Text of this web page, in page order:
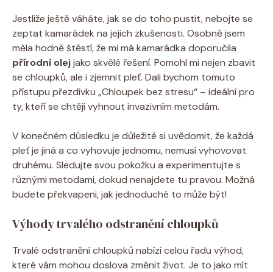
Jestliže ještě váháte, jak se do toho pustit, nebojte se
zeptat kamarádek na jejich zkušenosti. Osobně jsem
měla hodně štěstí, že mi má kamarádka doporučila
přírodní olejjako skvělé řešení. Pomohl mi nejen zbavit
se chloupků, ale i zjemnit pleť. Dali bychom tomuto
přístupu přezdívku „Chloupek bez stresu“ – ideální pro
ty, kteří se chtějí vyhnout invazivním metodám.
V konečném důsledku je důležité si uvědomit, že každá
pleť je jiná a co vyhovuje jednomu, nemusí vyhovovat
druhému. Sledujte svou pokožku a experimentujte s
různými metodami, dokud nenajdete tu pravou. Možná
budete překvapeni, jak jednoduché to může být!
Výhody trvalého odstranění chloupků
Trvalé odstranění chloupků nabízí celou řadu výhod,
které vám mohou doslova změnit život. Je to jako mít